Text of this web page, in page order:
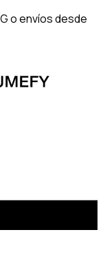
o envíos desde